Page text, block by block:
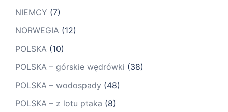
NIEMCY (7)
NORWEGIA (12)
POLSKA (10)
POLSKA – górskie wędrówki (38)
POLSKA – wodospady (48)
POLSKA – z lotu ptaka (8)